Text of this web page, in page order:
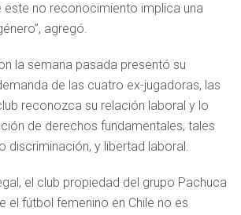
no reconocimiento implica una
agregó.
la semana pasada presentó su
de las cuatro ex-jugadoras, las
reconozca su relación laboral y lo
de derechos fundamentales, tales
discriminación, y libertad laboral.
el club propiedad del grupo Pachuca
el fútbol femenino en Chile no es